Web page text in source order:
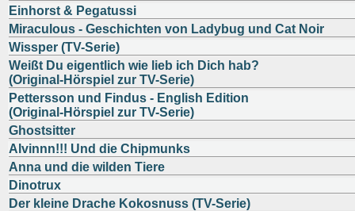
Einhorst & Pegatussi
Miraculous - Geschichten von Ladybug und Cat Noir
Wissper (TV-Serie)
Weißt Du eigentlich wie lieb ich Dich hab?
(Original-Hörspiel zur TV-Serie)
Pettersson und Findus - English Edition
(Original-Hörspiel zur TV-Serie)
Ghostsitter
Alvinnn!!! Und die Chipmunks
Anna und die wilden Tiere
Dinotrux
Der kleine Drache Kokosnuss (TV-Serie)